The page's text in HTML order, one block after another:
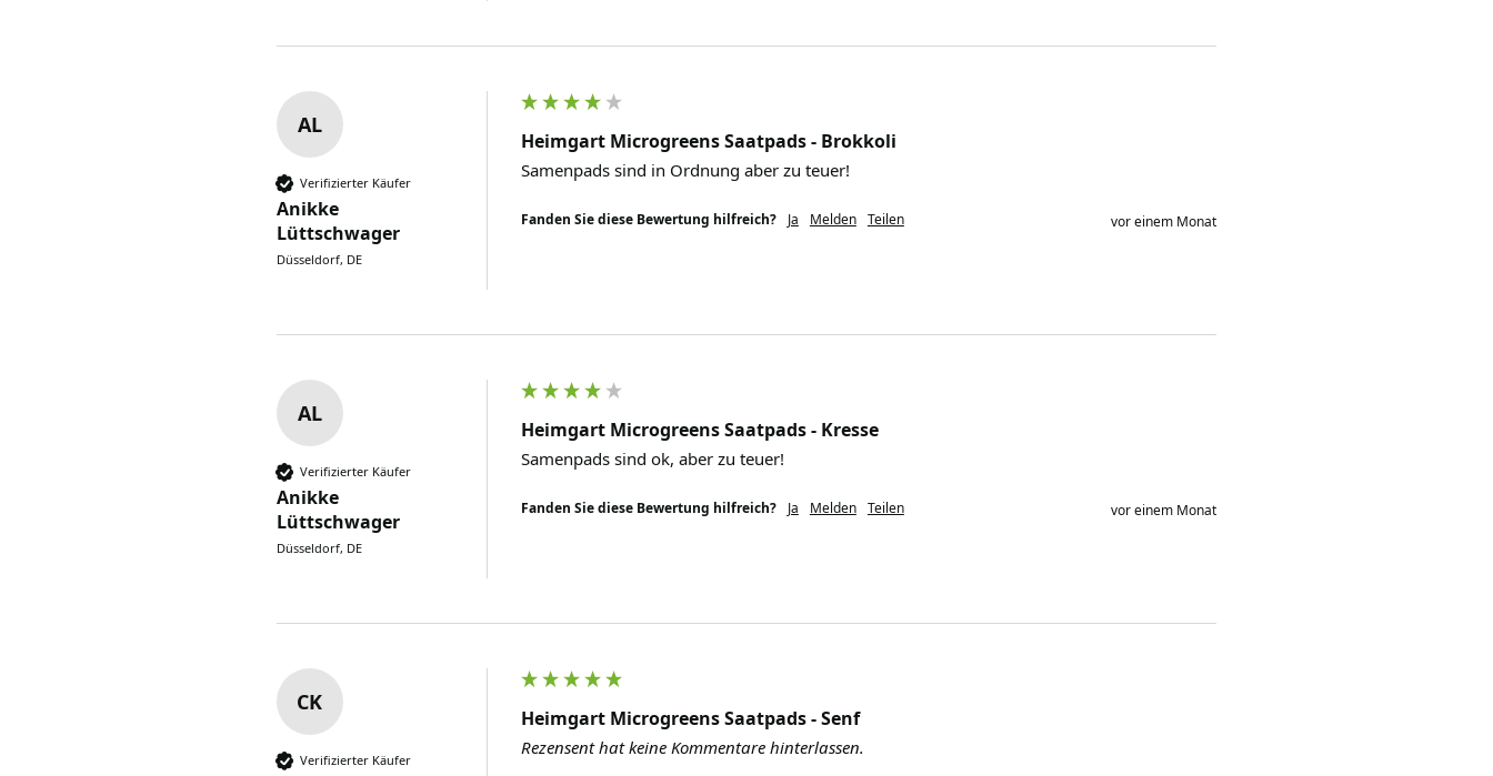
AL
Verifizierter Käufer
Anikke
Lüttschwager
Düsseldorf, DE
Heimgart Microgreens Saatpads - Brokkoli
Samenpads sind in Ordnung aber zu teuer!
Fanden Sie diese Bewertung hilfreich? Ja Melden Teilen vor einem Monat
AL
Verifizierter Käufer
Anikke
Lüttschwager
Düsseldorf, DE
Heimgart Microgreens Saatpads - Kresse
Samenpads sind ok, aber zu teuer!
Fanden Sie diese Bewertung hilfreich? Ja Melden Teilen vor einem Monat
CK
Verifizierter Käufer
Heimgart Microgreens Saatpads - Senf
Rezensent hat keine Kommentare hinterlassen.